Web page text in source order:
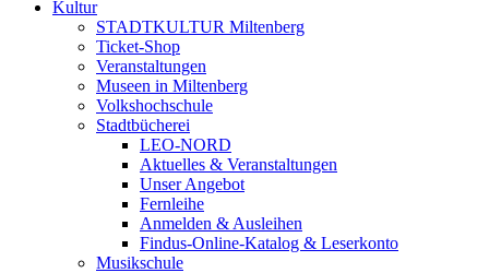
Kultur
STADTKULTUR Miltenberg
Ticket-Shop
Veranstaltungen
Museen in Miltenberg
Volkshochschule
Stadtbücherei
LEO-NORD
Aktuelles & Veranstaltungen
Unser Angebot
Fernleihe
Anmelden & Ausleihen
Findus-Online-Katalog & Leserkonto
Musikschule